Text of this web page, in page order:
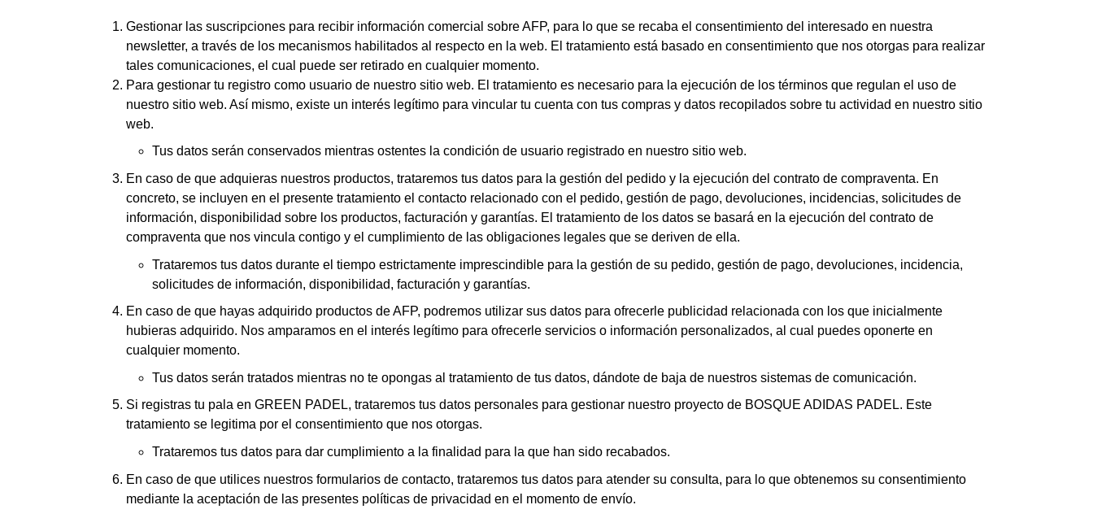
Gestionar las suscripciones para recibir información comercial sobre AFP, para lo que se recaba el consentimiento del interesado en nuestra
newsletter, a través de los mecanismos habilitados al respecto en la web. El tratamiento está basado en consentimiento que nos otorgas para realizar
tales comunicaciones, el cual puede ser retirado en cualquier momento.
Para gestionar tu registro como usuario de nuestro sitio web. El tratamiento es necesario para la ejecución de los términos que regulan el uso de
nuestro sitio web. Así mismo, existe un interés legítimo para vincular tu cuenta con tus compras y datos recopilados sobre tu actividad en nuestro sitio
web.
Tus datos serán conservados mientras ostentes la condición de usuario registrado en nuestro sitio web.
En caso de que adquieras nuestros productos, trataremos tus datos para la gestión del pedido y la ejecución del contrato de compraventa. En
concreto, se incluyen en el presente tratamiento el contacto relacionado con el pedido, gestión de pago, devoluciones, incidencias, solicitudes de
información, disponibilidad sobre los productos, facturación y garantías. El tratamiento de los datos se basará en la ejecución del contrato de
compraventa que nos vincula contigo y el cumplimiento de las obligaciones legales que se deriven de ella.
Trataremos tus datos durante el tiempo estrictamente imprescindible para la gestión de su pedido, gestión de pago, devoluciones, incidencia,
solicitudes de información, disponibilidad, facturación y garantías.
En caso de que hayas adquirido productos de AFP, podremos utilizar sus datos para ofrecerle publicidad relacionada con los que inicialmente
hubieras adquirido. Nos amparamos en el interés legítimo para ofrecerle servicios o información personalizados, al cual puedes oponerte en
cualquier momento.
Tus datos serán tratados mientras no te opongas al tratamiento de tus datos, dándote de baja de nuestros sistemas de comunicación.
Si registras tu pala en GREEN PADEL, trataremos tus datos personales para gestionar nuestro proyecto de BOSQUE ADIDAS PADEL. Este
tratamiento se legitima por el consentimiento que nos otorgas.
Trataremos tus datos para dar cumplimiento a la finalidad para la que han sido recabados.
En caso de que utilices nuestros formularios de contacto, trataremos tus datos para atender su consulta, para lo que obtenemos su consentimiento
mediante la aceptación de las presentes políticas de privacidad en el momento de envío.